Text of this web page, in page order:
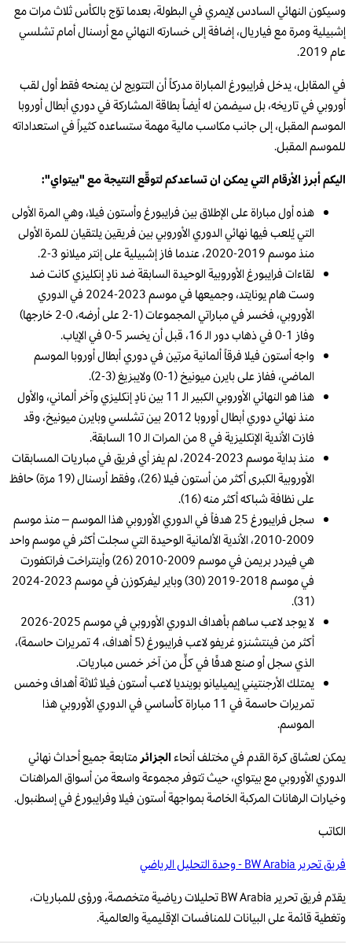
وسيكون النهائي السادس لإيمري في البطولة، بعدما توّج بالكأس ثلاث مرات مع
إشبيلية ومرة مع فياريال، إضافة إلى خسارته النهائي مع أرسنال أمام تشلسي
عام 2019.
في المقابل، يدخل فرايبورغ المباراة مدركاً أن التتويج لن يمنحه فقط أول لقب
أوروبي في تاريخه، بل سيضمن له أيضاً بطاقة المشاركة في دوري أبطال أوروبا
الموسم المقبل، إلى جانب مكاسب مالية مهمة ستساعده كثيراً في استعداداته
للموسم المقبل.
اليكم أبرز الأرقام التي يمكن ان تساعدكم لتوقّع النتيجة مع "بيتواي":
هذه أول مباراة على الإطلاق بين فرايبورغ وأستون فيلا، وهي المرة الأولى
التي يُلعب فيها نهائي الدوري الأوروبي بين فريقين يلتقيان للمرة الأولى
منذ موسم 2019-2020، عندما فاز إشبيلية على إنتر ميلانو 3-2.
لقاءات فرايبورغ الأوروبية الوحيدة السابقة ضد نادٍ إنكليزي كانت ضد
وست هام يونايتد، وجميعها في موسم 2023-2024 في الدوري
الأوروبي، فخسر في مباراتي المجموعات (1-2 على أرضه، 0-2 خارجها)
وفاز 1-0 في ذهاب دور الـ 16، قبل أن يخسر 5-0 في الإياب.
واجه أستون فيلا فرقاً ألمانية مرتين في دوري أبطال أوروبا الموسم
الماضي، ففاز على بايرن ميونيخ (1-0) ولايبزيغ (3-2).
هذا هو النهائي الأوروبي الكبير الـ 11 بين نادٍ إنكليزي وآخر ألماني، والأول
منذ نهائي دوري أبطال أوروبا 2012 بين تشلسي وبايرن ميونيخ، وقد
فازت الأندية الإنكليزية في 8 من المرات الـ 10 السابقة.
منذ بداية موسم 2023-2024، لم يفز أي فريق في مباريات المسابقات
الأوروبية الكبرى أكثر من أستون فيلا (26)، وفقط أرسنال (19 مرّة) حافظ
على نظافة شباكه أكثر منه (16).
سجل فرايبورغ 25 هدفاً في الدوري الأوروبي هذا الموسم – منذ موسم
2009-2010، الأندية الألمانية الوحيدة التي سجلت أكثر في موسم واحد
هي فيردر بريمن في موسم 2009-2010 (26) وأينتراخت فرانكفورت
في موسم 2018-2019 (30) وباير ليفركوزن في موسم 2023-2024
(31).
لا يوجد لاعب ساهم بأهداف الدوري الأوروبي في موسم 2025-2026
أكثر من فينتشنزو غريفو لاعب فرايبورغ (5 أهداف، 4 تمريرات حاسمة)،
الذي سجل أو صنع هدفًا في كلٍّ من آخر خمس مباريات.
يمتلك الأرجنتيني إيميليانو بوينديا لاعب أستون فيلا ثلاثة أهداف وخمس
تمريرات حاسمة في 11 مباراة كأساسي في الدوري الأوروبي هذا
الموسم.
يمكن لعشاق كرة القدم في مختلف أنحاءالجزائرمتابعة جميع أحداث نهائي
الدوري الأوروبي مع بيتواي، حيث تتوفر مجموعة واسعة من أسواق المراهنات
وخيارات الرهانات المركبة الخاصة بمواجهة أستون فيلا وفرايبورغ في إسطنبول.
الكاتب
فريق تحرير BW Arabia - وحدة التحليل الرياضي
يقدّم فريق تحرير BW Arabia تحليلات رياضية متخصصة، ورؤى للمباريات،
وتغطية قائمة على البيانات للمنافسات الإقليمية والعالمية.